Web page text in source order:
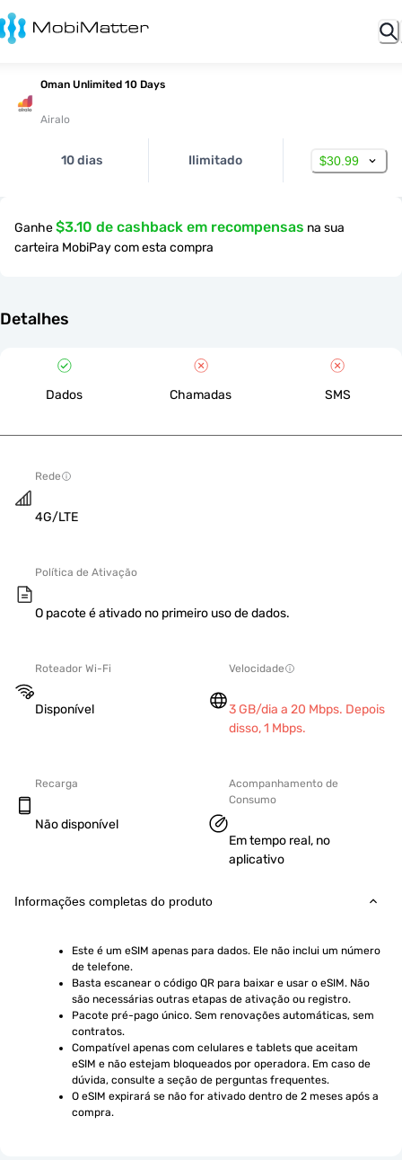
Oman Unlimited 10 Days
Airalo
10 dias Ilimitado $30.99
Ganhe$3.10 de cashback em recompensas na sua
carteira MobiPay com esta compra
Detalhes
Dados Chamadas SMS
Rede
4G/LTE
Política de Ativação
O pacote é ativado no primeiro uso de dados.
Roteador Wi-Fi
Disponível
Velocidade
3 GB/dia a 20 Mbps. Depois
disso, 1 Mbps.
Recarga
Não disponível
Acompanhamento de
Consumo
Em tempo real, no
aplicativo
Informações completas do produto
Este é um eSIM apenas para dados. Ele não inclui um número
de telefone.
Basta escanear o código QR para baixar e usar o eSIM. Não
são necessárias outras etapas de ativação ou registro.
Pacote pré-pago único. Sem renovações automáticas, sem
contratos.
Compatível apenas com celulares e tablets que aceitam
eSIM e não estejam bloqueados por operadora. Em caso de
dúvida, consulte a seção de perguntas frequentes.
O eSIM expirará se não for ativado dentro de 2 meses após a
compra.